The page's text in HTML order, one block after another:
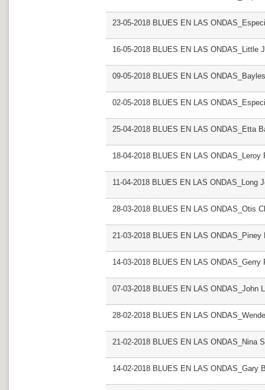
23-05-2018 BLUES EN LAS
16-05-2018 BLUES EN LAS ONDAS_Little
09-05-2018 BLUES EN LAS
02-05-2018 BLUES EN LAS
25-04-2018 BLUES EN LAS ONDAS_Etta
18-04-2018 BLUES EN LAS ONDAS_Leroy
11-04-2018 BLUES EN LAS ONDAS_Long
28-03-2018 BLUES EN LAS ONDAS_Otis
21-03-2018 BLUES EN LAS ONDAS_Piney
14-03-2018 BLUES EN LAS ONDAS_Gerry
07-03-2018 BLUES EN LAS ONDAS_John
28-02-2018 BLUES EN LAS
21-02-2018 BLUES EN LAS ONDAS_Nina
14-02-2018 BLUES EN LAS ONDAS_Gary